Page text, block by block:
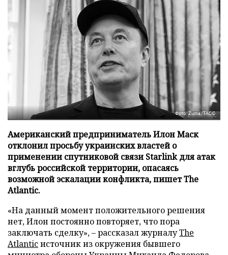
Фото: Zuma/ТАСС
Американский предприниматель Илон Маск
отклонил просьбу украинских властей о
применении спутниковой связи Starlink для атак
вглубь российской территории, опасаясь
возможной эскалации конфликта, пишет The
Atlantic.
«На данный момент положительного решения
нет, Илон постоянно повторяет, что пора
заключать сделку», – рассказал журналуThe
Atlanticисточник из окружения бывшего